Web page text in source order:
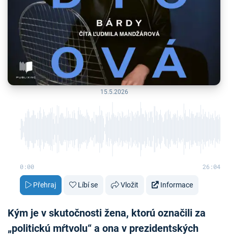
15.5.2026
0:00 26:04
Přehraj Líbí se Vložit Informace
Kým je v skutočnosti žena, ktorú označili za
„politickú mŕtvolu“ a ona v prezidentských